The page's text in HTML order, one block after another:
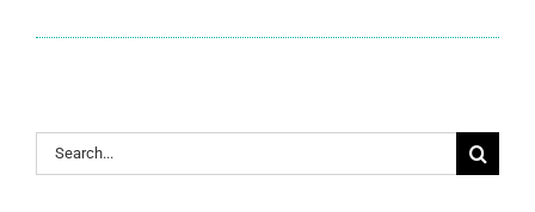
Search
for: